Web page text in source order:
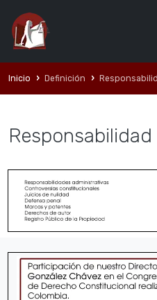
Inicio Definición